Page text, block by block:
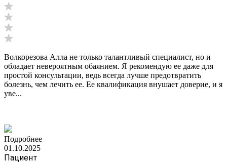
Волкорезова Алла не только талантливый специалист, но и
обладает невероятным обаянием. Я рекомендую ее даже для
простой консультации, ведь всегда лучше предотвратить
болезнь, чем лечить ее. Ее квалификация внушает доверие, и я
уве...
Подробнее
01.10.2025
Пациент